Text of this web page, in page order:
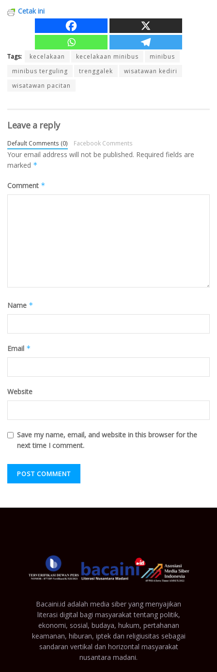
Cetak ini
Tags: kecelakaan kecelakaan minibus
minibus
minibus terguling
trenggalek
wisatawan kediri
wisatawan pacitan
Leave a reply
Default Comments (0) Facebook Comments
Your email address will not be published. Required fields are
marked *
Comment *
Name *
Email *
Website
Save my name, email, and website in this browser for the
next time I comment.
Bacaini.id adalah media siber yang menyajikan
literasi digital bagi masyarakat tentang politik,
ekonomi, sosial, budaya, hukum, pertahanan
keamanan, hiburan, iptek dan religiusitas sebagai
sandaran vertikal dan horizontal masyarakat
nusantara madani.